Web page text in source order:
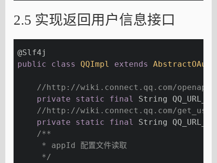
2.5 实现返回用户信息接口
@Slf4j
public
class QQImpl extends
//http://wiki.connect.qq.com/
private
static final
String
//http://wiki.connect.qq.com/
private
static final
String
/**
     * appId 配置文件读取
     */